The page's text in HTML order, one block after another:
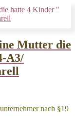
Mutter die
A3/
nach §19